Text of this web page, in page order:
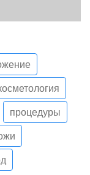
процедуры